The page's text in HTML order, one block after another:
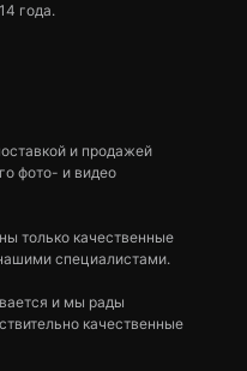
года.
и продажей
фото- и видео
только качественные
специалистами.
и мы рады
качественные